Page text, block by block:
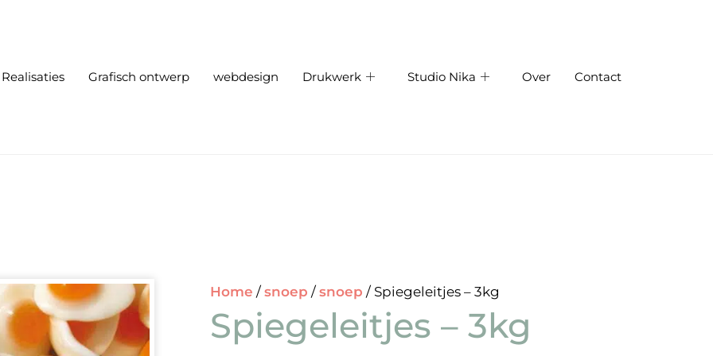
Realisaties Grafisch ontwerp webdesign Drukwerk Studio Nika Over Contact
Home / snoep / snoep / Spiegeleitjes – 3kg
Spiegeleitjes – 3kg